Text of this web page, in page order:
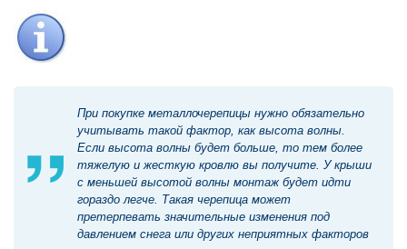
При покупке металлочерепицы нужно обязательно
учитывать такой фактор, как высота волны.
Если высота волны будет больше, то тем более
тяжелую и жесткую кровлю вы получите. У крыши
с меньшей высотой волны монтаж будет идти
гораздо легче. Такая черепица может
претерпевать значительные изменения под
давлением снега или других неприятных факторов